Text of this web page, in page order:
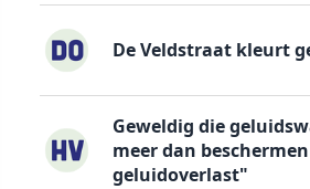
De Veldstraat kleurt
Geweldig die
meer dan
geluidoverlast"